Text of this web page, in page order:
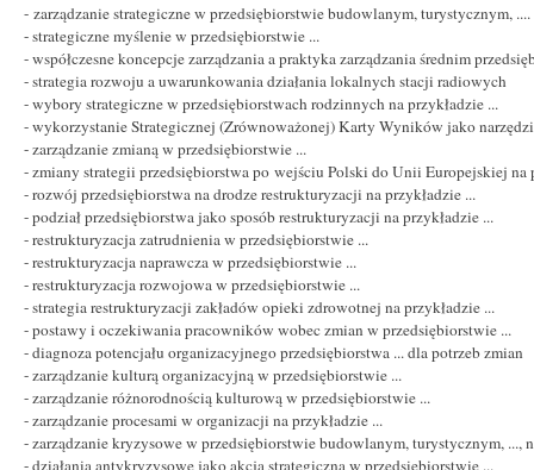
- zarządzanie strategiczne w przedsiębiorstwie budowlanym, turystycznym, ....
- strategiczne myślenie w przedsiębiorstwie ...
- współczesne koncepcje zarządzania a praktyka zarządzania średnim
- strategia rozwoju a uwarunkowania działania lokalnych stacji radiowych
- wybory strategiczne w przedsiębiorstwach rodzinnych na przykładzie ...
- wykorzystanie Strategicznej (Zrównoważonej) Karty Wyników jako
- zarządzanie zmianą w przedsiębiorstwie ...
- zmiany strategii przedsiębiorstwa po wejściu Polski do Unii Europejskiej na
- rozwój przedsiębiorstwa na drodze restrukturyzacji na przykładzie ...
- podział przedsiębiorstwa jako sposób restrukturyzacji na przykładzie ...
- restrukturyzacja zatrudnienia w przedsiębiorstwie ...
- restrukturyzacja naprawcza w przedsiębiorstwie ...
- restrukturyzacja rozwojowa w przedsiębiorstwie ...
- strategia restrukturyzacji zakładów opieki zdrowotnej na przykładzie ...
- postawy i oczekiwania pracowników wobec zmian w przedsiębiorstwie ...
- diagnoza potencjału organizacyjnego przedsiębiorstwa ... dla potrzeb zmian
- zarządzanie kulturą organizacyjną w przedsiębiorstwie ...
- zarządzanie różnorodnością kulturową w przedsiębiorstwie ...
- zarządzanie procesami w organizacji na przykładzie ...
- zarządzanie kryzysowe w przedsiębiorstwie budowlanym, turystycznym, ...,
- działania antykryzysowe jako akcja strategiczna w przedsiębiorstwie ...